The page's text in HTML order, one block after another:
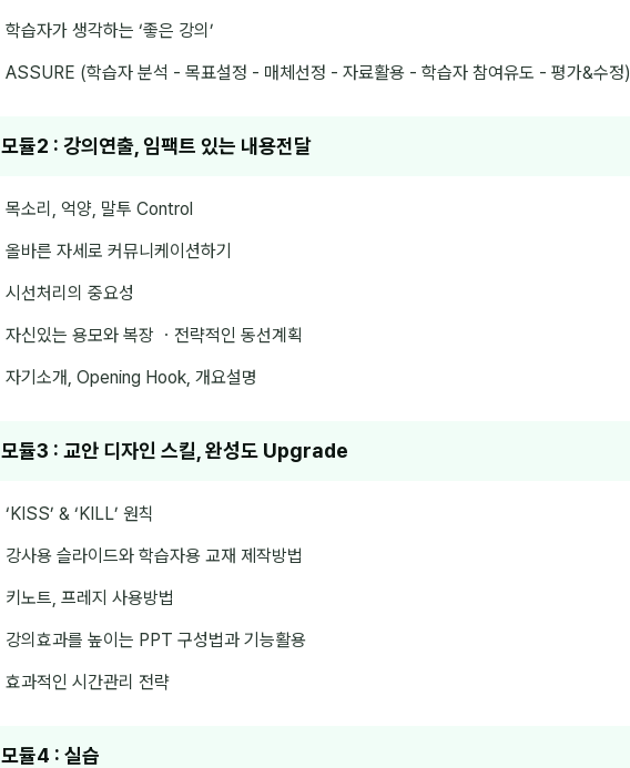
학습자가 생각하는 ‘좋은 강의’
ASSURE (학습자 분석 - 목표설정 - 매체선정 - 자료활용 - 학습자 참여유도 - 평가&수정)
모듈2 : 강의연출, 임팩트 있는 내용전달
목소리, 억양, 말투 Control
올바른 자세로 커뮤니케이션하기
시선처리의 중요성
자신있는 용모와 복장 ㆍ전략적인 동선계획
자기소개, Opening Hook, 개요설명
모듈3 : 교안 디자인 스킬, 완성도 Upgrade
‘KISS’ & ‘KILL’ 원칙
강사용 슬라이드와 학습자용 교재 제작방법
키노트, 프레지 사용방법
강의효과를 높이는 PPT 구성법과 기능활용
효과적인 시간관리 전략
모듈4 : 실습